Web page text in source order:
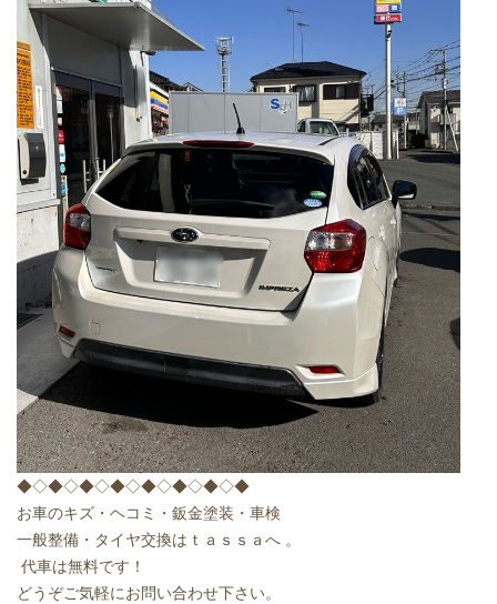
◆◇◆◇◆◇◆◇◆◇◆◇◆◇◆
お車のキズ・ヘコミ・鈑金塗装・車検
一般整備・タイヤ交換はｔａｓｓａへ 。
代車は無料です！
どうぞご気軽にお問い合わせ下さい。